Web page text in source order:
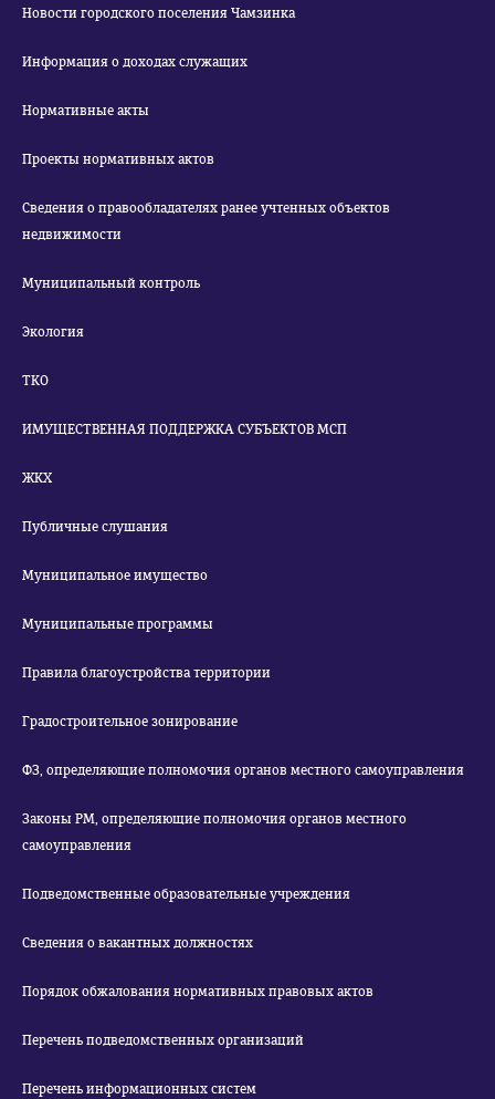
Новости городского поселения Чамзинка
Информация о доходах служащих
Нормативные акты
Проекты нормативных актов
Сведения о правообладателях ранее учтенных объектов
недвижимости
Муниципальный контроль
Экология
ТКО
ИМУЩЕСТВЕННАЯ ПОДДЕРЖКА СУБЪЕКТОВ МСП
ЖКХ
Публичные слушания
Муниципальное имущество
Муниципальные программы
Правила благоустройства территории
Градостроительное зонирование
ФЗ, определяющие полномочия органов местного самоуправления
Законы РМ, определяющие полномочия органов местного
самоуправления
Подведомственные образовательные учреждения
Сведения о вакантных должностях
Порядок обжалования нормативных правовых актов
Перечень подведомственных организаций
Перечень информационных систем